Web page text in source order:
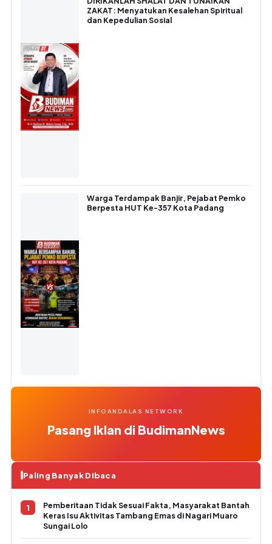
ZAKAT: Menyatukan Kesalehan Spiritual
dan Kepedulian Sosial
Warga Terdampak Banjir, Pejabat Pemko
Berpesta HUT Ke-357 Kota Padang
INFOANDALAS NETWORK
Pasang Iklan di BudimanNews
Paling Banyak Dibaca
Pemberitaan Tidak Sesuai Fakta, Masyarakat Bantah
Keras Isu Aktivitas Tambang Emas di Nagari Muaro
Sungai Lolo